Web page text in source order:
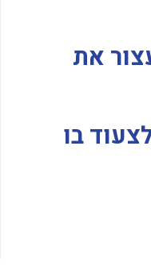
את
בו